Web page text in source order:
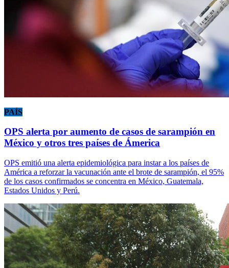
PAÍS
OPS alerta por aumento de casos de sarampión en
México y otros tres países de Ámerica
OPS emitió una alerta epidemiológica para instar a los países de
América a reforzar la vacunación ante el brote de sarampión, el 95%
de los casos confirmados se concentra en México, Guatemala,
Estados Unidos y Perú.